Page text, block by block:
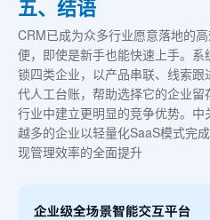
五、结语
CRM已成为众多行业愿意落地的
便，即使是新手也能快速上手。
锁四类企业，以产品串联、线索
代人工台账，帮助选择它的企业
行业中建立更明显的竞争优势。
越多的企业以轻量化SaaS模式完
现管理效率的全面提升